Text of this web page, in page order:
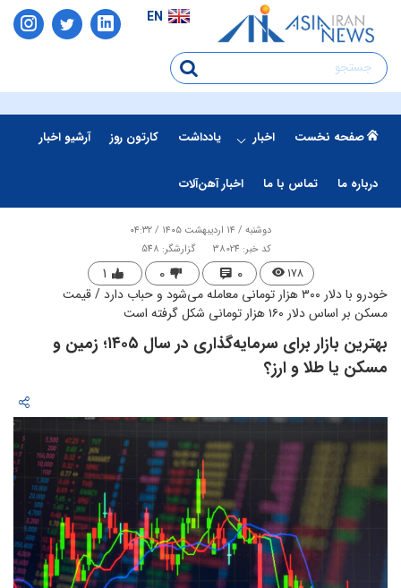
EN
صفحه نخست اخبار یادداشت کارتون روز آرشیو اخبار
درباره ما تماس با ما اخبار آهن‌آلات
دوشنبه / ۱۴ اردیبهشت ۱۴۰۵ / ۰۴:۳۲
کد خبر: 38024
گزارشگر: 548
۱۷۸ ۰ ۰ ۱
خودرو با دلار ۳۰۰ هزار تومانی معامله می‌شود و حباب دارد / قیمت
مسکن بر اساس دلار ۱۶۰ هزار تومانی شکل گرفته است
بهترین بازار برای سرمایه‌گذاری در سال ۱۴۰۵؛ زمین و
مسکن یا طلا و ارز؟